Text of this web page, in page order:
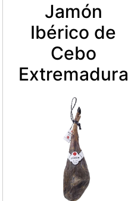
Jamón
Ibérico de
Cebo
Extremadura